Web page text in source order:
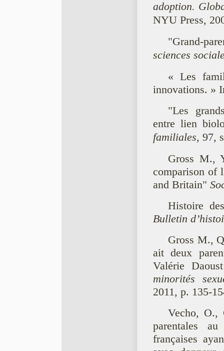
adoption.
NYU Press,
"Grand-
sciences
« Les
innovations. »
"Les
entre lien
familiales, 97,
Gross M.,
comparison of
and Britain"
Histoire
Bulletin
Gross M.,
ait deux
Valérie
minorités
2011, p. 135-
Vecho, O.,
parentales
françaises